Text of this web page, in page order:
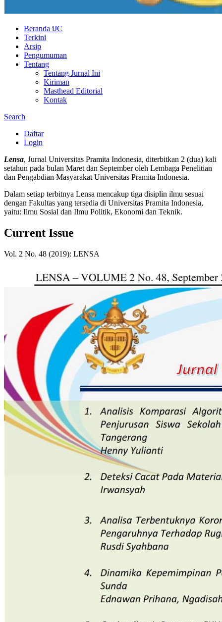
Beranda iJC
Terkini
Arsip
Pengumuman
Tentang
Tentang Jurnal Ini
Kiriman
Masthead Editorial
Kontak
Search
Daftar
Login
Lensa, Jurnal Universitas Pramita Indonesia, diterbitkan 2 (dua) kali
setahun pada bulan Maret dan September oleh Lembaga Penelitian
dan Pengabdian Masyarakat Universitas Pramita Indonesia.
Dalam setiap terbitnya Lensa mencakup tiga disiplin ilmu sesuai
dengan Fakultas yang tersedia di Universitas Pramita Indonesia,
yaitu: Ilmu Sosial dan Ilmu Politik, Ekonomi dan Teknik.
Current Issue
Vol. 2 No. 48 (2019): LENSA